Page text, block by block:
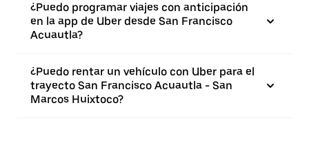
¿Puedo programar viajes con anticipación
en la app de Uber desde San Francisco
Acuautla?
¿Puedo rentar un vehículo con Uber para el
trayecto San Francisco Acuautla - San
Marcos Huixtoco?